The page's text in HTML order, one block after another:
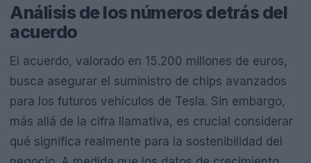
Análisis de los números detrás del
acuerdo
El acuerdo, valorado en 15.200 millones de euros,
busca asegurar el suministro de chips avanzados
para los futuros vehículos de Tesla. Sin embargo,
más allá de la cifra llamativa, es crucial considerar
qué significa realmente para la sostenibilidad del